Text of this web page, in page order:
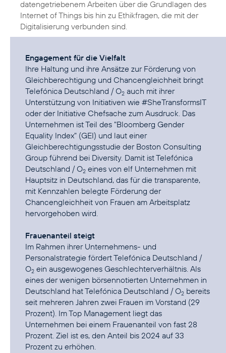
datengetriebenem Arbeiten über die Grundlagen des
Internet of Things bis hin zu Ethikfragen, die mit der
Digitalisierung verbunden sind.
Engagement für die Vielfalt
Ihre Haltung und ihre Ansätze zur Förderung von
Gleichberechtigung und Chancengleichheit bringt
Telefónica Deutschland / O2 auch mit ihrer
Unterstützung von Initiativen wie #SheTransformsIT
oder der Initiative Chefsache zum Ausdruck. Das
Unternehmen ist Teil des "Bloomberg Gender
Equality Index" (GEI) und laut einer
Gleichberechtigungsstudie der Boston Consulting
Group führend bei Diversity. Damit ist Telefónica
Deutschland / O2 eines von elf Unternehmen mit
Hauptsitz in Deutschland, das für die transparente,
mit Kennzahlen belegte Förderung der
Chancengleichheit von Frauen am Arbeitsplatz
hervorgehoben wird.
Frauenanteil steigt
Im Rahmen ihrer Unternehmens- und
Personalstrategie fördert Telefónica Deutschland /
O2 ein ausgewogenes Geschlechterverhältnis. Als
eines der wenigen börsennotierten Unternehmen in
Deutschland hat Telefónica Deutschland / O2 bereits
seit mehreren Jahren zwei Frauen im Vorstand (29
Prozent). Im Top Management liegt das
Unternehmen bei einem Frauenanteil von fast 28
Prozent. Ziel ist es, den Anteil bis 2024 auf 33
Prozent zu erhöhen.